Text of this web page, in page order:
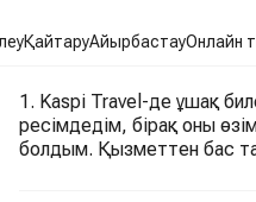
ҚайтаруАйырбастауОнлайн
1. Kaspi Travel-де ұшақ
ресімдедім, бірақ оны
болдым. Қызметтен бас